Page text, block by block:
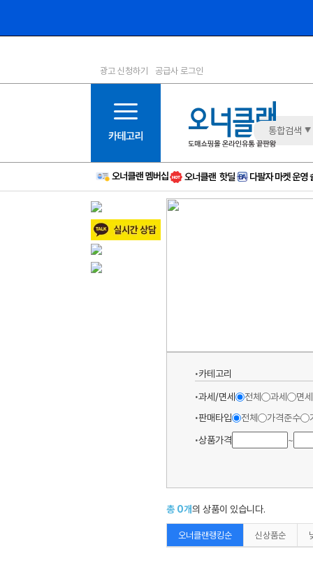
1등급
6등급
11등급
12등급
15등급
16등급
17등급
신규
주의
BAD
광고 신청하기 공급사 로그인
통합검색
카테고리
과세/면세
전체 과세
면세
판매타입
전체 가격준수
상품가격
~
총 0개의 상품이 있습니다.
오너클랜랭킹순 신상품순